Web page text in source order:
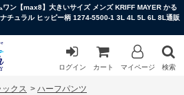
ン【max8】大きいサイズ メンズ KRIFF MAYER かる
チュラル ヒッピー柄 1274-5500-1 3L 4L 5L 6L 8L通販
ログイン カート マイページ 検索
クス > ハーフパンツ